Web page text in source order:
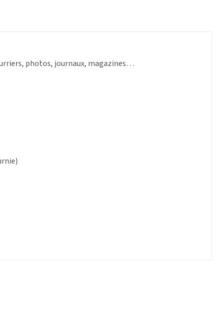
photos, journaux, magazines…